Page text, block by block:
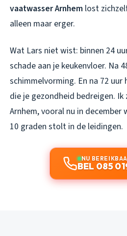
vaatwasser Arnhem lost
alleen maar erger.
Wat Lars niet wist: binnen 24
schade aan je keukenvloer. Na
schimmelvorming. En na 72 uur
die je gezondheid bedreigen.
Arnhem, vooral nu in december
10 graden stolt in de leidingen.
NU
BEL 085